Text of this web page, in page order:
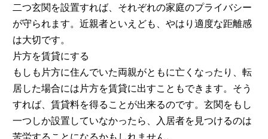
二つ玄関を設置すれば、それぞれの家庭のプライバシー
が守られます。近親者といえども、やはり適度な距離感
は大切です。
片方を賃貸にする
もしも片方に住んでいた両親がともに亡くなったり、転
居した場合には片方を賃貸に出すこともできます。そう
すれば、賃貸料を得ることが出来るのです。玄関をもし
一つしか設置していなかったら、入居者を見つけるのは
苦労することになるかもしれません。